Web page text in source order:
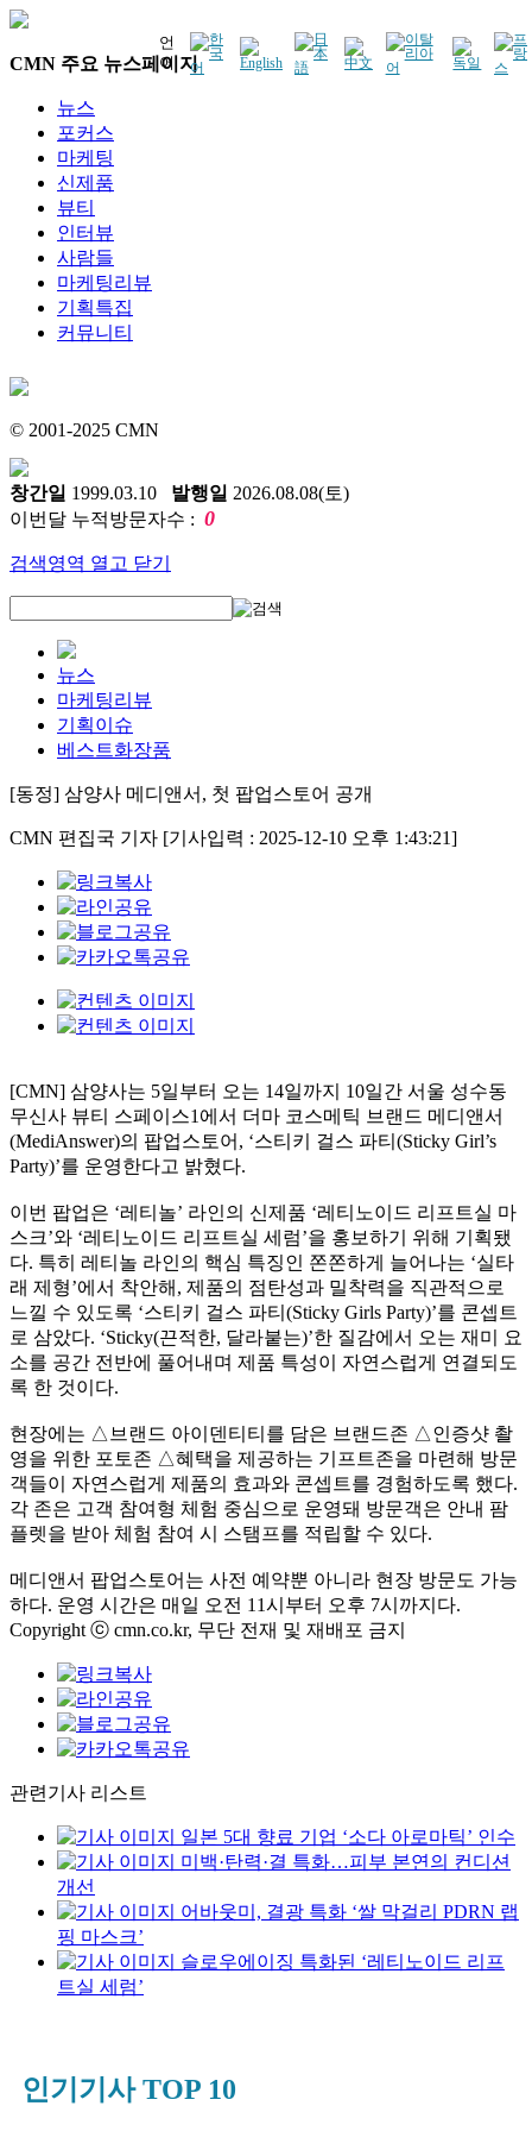
언
어
CMN 주요 뉴스페이지
뉴스
포커스
마케팅
신제품
뷰티
인터뷰
사람들
마케팅리뷰
기획특집
커뮤니티
© 2001-2025 CMN
창간일 1999.03.10 발행일 2026.08.08(토)
이번달 누적방문자수 : 0
검색영역 열고 닫기
뉴스
마케팅리뷰
기획이슈
베스트화장품
[동정] 삼양사 메디앤서, 첫 팝업스토어 공개
CMN 편집국 기자 [기사입력 : 2025-12-10 오후 1:43:21]
[CMN] 삼양사는 5일부터 오는 14일까지 10일간 서울 성수동
무신사 뷰티 스페이스1에서 더마 코스메틱 브랜드 메디앤서
(MediAnswer)의 팝업스토어, ‘스티키 걸스 파티(Sticky Girl’s
Party)’를 운영한다고 밝혔다.
이번 팝업은 ‘레티놀’ 라인의 신제품 ‘레티노이드 리프트실 마
스크’와 ‘레티노이드 리프트실 세럼’을 홍보하기 위해 기획됐
다. 특히 레티놀 라인의 핵심 특징인 쫀쫀하게 늘어나는 ‘실타
래 제형’에서 착안해, 제품의 점탄성과 밀착력을 직관적으로
느낄 수 있도록 ‘스티키 걸스 파티(Sticky Girls Party)’를 콘셉트
로 삼았다. ‘Sticky(끈적한, 달라붙는)’한 질감에서 오는 재미 요
소를 공간 전반에 풀어내며 제품 특성이 자연스럽게 연결되도
록 한 것이다.
현장에는 △브랜드 아이덴티티를 담은 브랜드존 △인증샷 촬
영을 위한 포토존 △혜택을 제공하는 기프트존을 마련해 방문
객들이 자연스럽게 제품의 효과와 콘셉트를 경험하도록 했다.
각 존은 고객 참여형 체험 중심으로 운영돼 방문객은 안내 팜
플렛을 받아 체험 참여 시 스탬프를 적립할 수 있다.
메디앤서 팝업스토어는 사전 예약뿐 아니라 현장 방문도 가능
하다. 운영 시간은 매일 오전 11시부터 오후 7시까지다.
Copyright ⓒ cmn.co.kr, 무단 전재 및 재배포 금지
관련기사 리스트
일본 5대 향료 기업 ‘소다 아로마틱’ 인수
미백·탄력·결 특화…피부 본연의 컨디션
개선
어바웃미, 결광 특화 ‘쌀 막걸리 PDRN 랩
핑 마스크’
슬로우에이징 특화된 ‘레티노이드 리프
트실 세럼’
인기기사 TOP 10